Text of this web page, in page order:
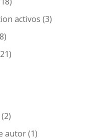
activos (3)
(2)
autor(1)